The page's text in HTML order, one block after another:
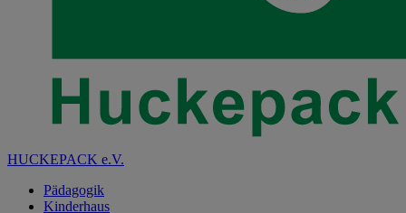
HUCKEPACK e.V.
Pädagogik
Kinderhaus